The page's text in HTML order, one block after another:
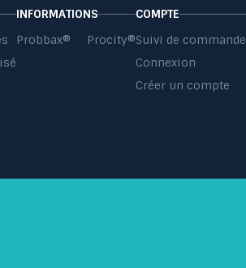
INFORMATIONS
Probbax®
Procity®
COMPTE
Suivi de commande
Connexion
Créer un compte